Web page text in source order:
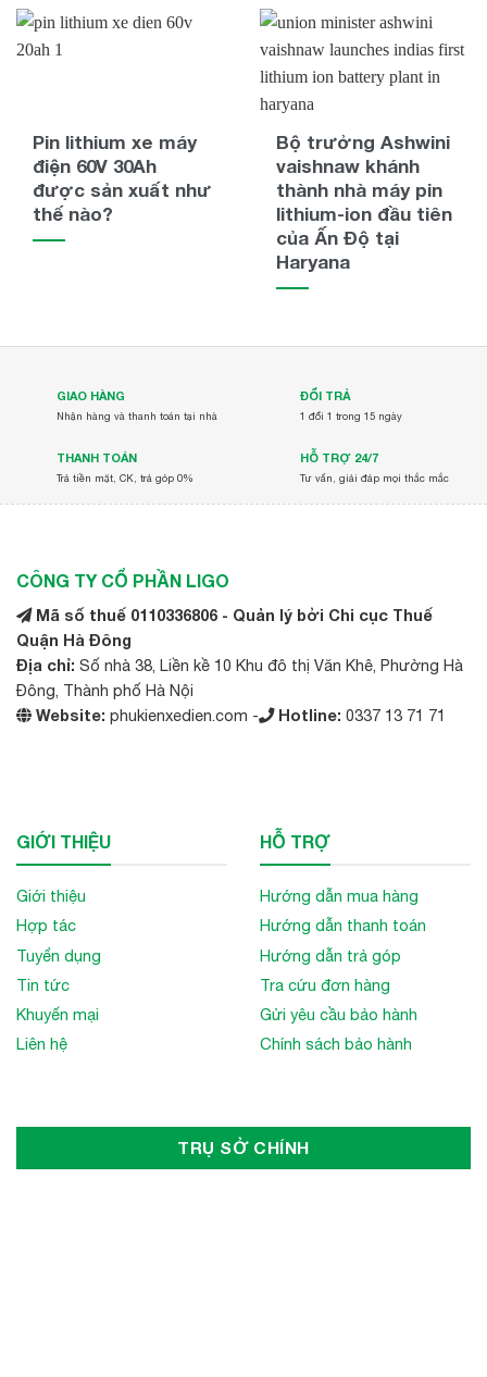
Pin lithium xe máy
điện 60V 30Ah
được sản xuất như
thế nào?
Bộ trưởng Ashwini
vaishnaw khánh
thành nhà máy pin
lithium-ion đầu tiên
của Ấn Độ tại
Haryana
GIAO HÀNG
Nhận hàng và thanh toán tại nhà
ĐỔI TRẢ
1 đổi 1 trong 15 ngày
THANH TOÁN
Trả tiền mặt, CK, trả góp 0%
HỖ TRỢ 24/7
Tư vấn, giải đáp mọi thắc mắc
CÔNG TY CỔ PHẦN LIGO
Mã số thuế 0110336806 - Quản lý bởi Chi cục Thuế
Quận Hà Đông
Địa chỉ: Số nhà 38, Liền kề 10 Khu đô thị Văn Khê, Phường Hà
Đông, Thành phố Hà Nội
Website: phukienxedien.com - Hotline: 0337 13 71 71
GIỚI THIỆU
Giới thiệu
Hợp tác
Tuyển dụng
Tin tức
Khuyến mại
Liên hệ
HỖ TRỢ
Hướng dẫn mua hàng
Hướng dẫn thanh toán
Hướng dẫn trả góp
Tra cứu đơn hàng
Gửi yêu cầu bảo hành
Chính sách bảo hành
TRỤ SỞ CHÍNH